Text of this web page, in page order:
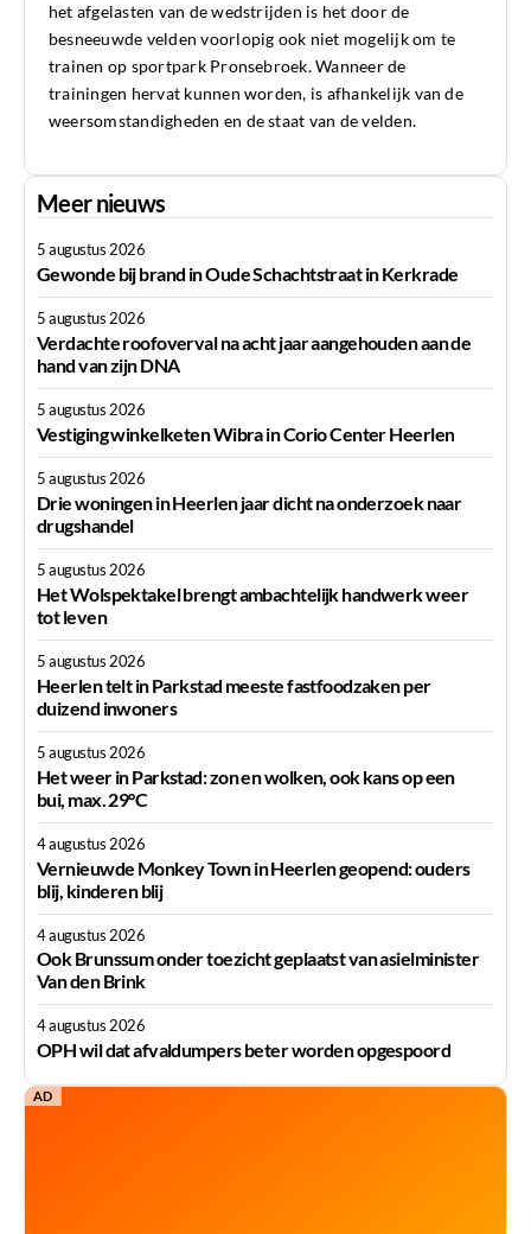
het afgelasten van de wedstrijden is het door de
besneeuwde velden voorlopig ook niet mogelijk om te
trainen op sportpark Pronsebroek. Wanneer de
trainingen hervat kunnen worden, is afhankelijk van de
weersomstandigheden en de staat van de velden.
Meer nieuws
5 augustus 2026
Gewonde bij brand in Oude Schachtstraat in Kerkrade
5 augustus 2026
Verdachte roofoverval na acht jaar aangehouden aan de
hand van zijn DNA
5 augustus 2026
Vestiging winkelketen Wibra in Corio Center Heerlen
5 augustus 2026
Drie woningen in Heerlen jaar dicht na onderzoek naar
drugshandel
5 augustus 2026
Het Wolspektakel brengt ambachtelijk handwerk weer
tot leven
5 augustus 2026
Heerlen telt in Parkstad meeste fastfoodzaken per
duizend inwoners
5 augustus 2026
Het weer in Parkstad: zon en wolken, ook kans op een
bui, max. 29°C
4 augustus 2026
Vernieuwde Monkey Town in Heerlen geopend: ouders
blij, kinderen blij
4 augustus 2026
Ook Brunssum onder toezicht geplaatst van asielminister
Van den Brink
4 augustus 2026
OPH wil dat afvaldumpers beter worden opgespoord
AD